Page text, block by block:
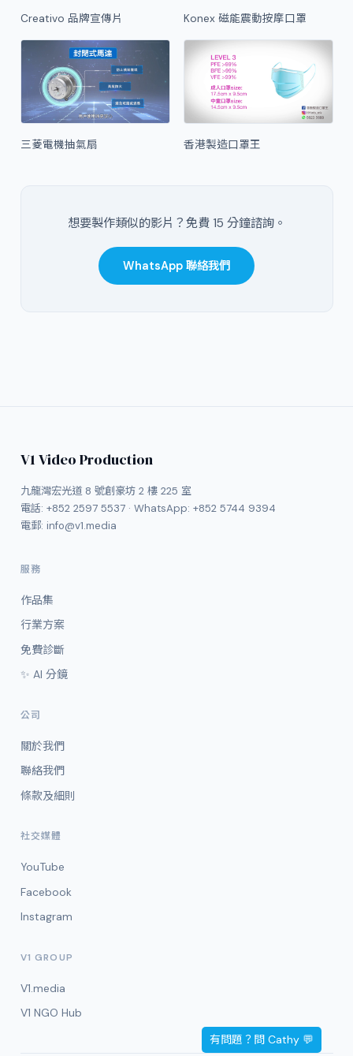
Creativo 品牌宣傳片 Konex 磁能震動按摩口罩
三菱電機抽氣扇 香港製造口罩王
想要製作類似的影片？免費 15 分鐘諮詢。
WhatsApp 聯絡我們
V1 Video Production
九龍灣宏光道 8 號創豪坊 2 樓 225 室
電話: +852 2597 5537· WhatsApp: +852 5744 9394
電郵: info@v1.media
服務
作品集
行業方案
免費診斷
✨ AI 分鏡
公司
關於我們
聯絡我們
條款及細則
社交媒體
YouTube
Facebook
Instagram
V1 GROUP
V1.media
V1 NGO Hub